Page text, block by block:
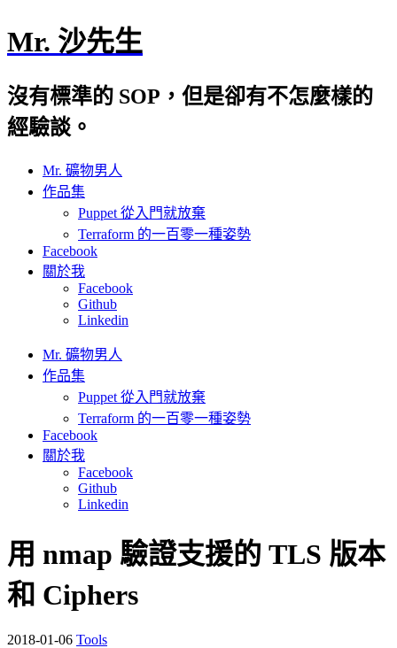
Mr. 沙先生
沒有標準的 SOP，但是卻有不怎麼樣的
經驗談。
Mr. 礦物男人
作品集
Puppet 從入門就放棄
Terraform 的一百零一種姿勢
Facebook
關於我
Facebook
Github
Linkedin
Mr. 礦物男人
作品集
Puppet 從入門就放棄
Terraform 的一百零一種姿勢
Facebook
關於我
Facebook
Github
Linkedin
用 nmap 驗證支援的 TLS 版本
和 Ciphers
2018-01-06 Tools